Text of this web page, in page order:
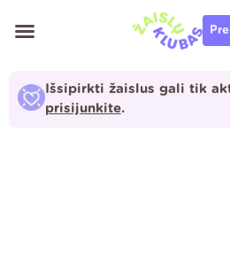
prie
Išsipirkti žaislus gali tik
prisijunkite.